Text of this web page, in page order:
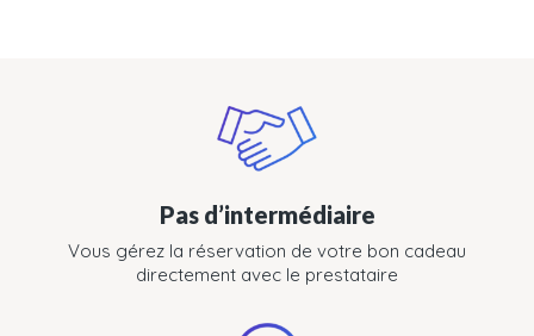
Pas d’intermédiaire
Vous gérez la réservation de votre bon cadeau
directement avec le prestataire